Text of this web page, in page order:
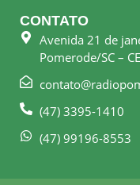
e
b
o
k
s
q
a
t
a
g
r
a
m
CONTATO
Avenida 21 de
Pomerode/SC –
(47) 3395-1410
(47) 99196-8553